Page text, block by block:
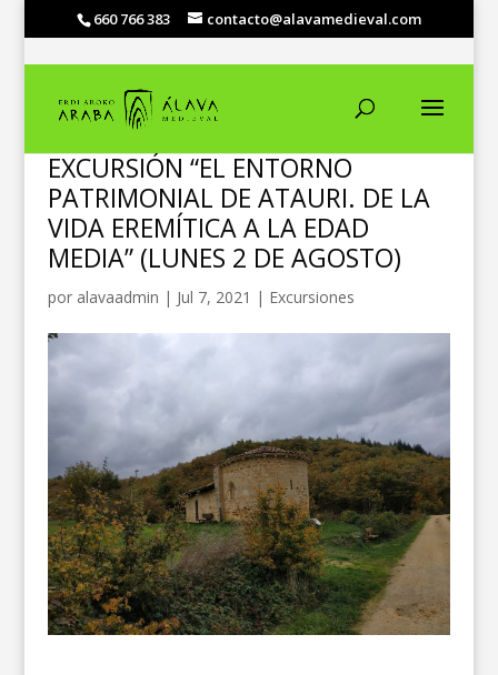
660 766 383 contacto@alavamedieval.com
EXCURSIÓN “EL ENTORNO
PATRIMONIAL DE ATAURI. DE LA
VIDA EREMÍTICA A LA EDAD
MEDIA” (LUNES 2 DE AGOSTO)
por alavaadmin | Jul 7, 2021 | Excursiones